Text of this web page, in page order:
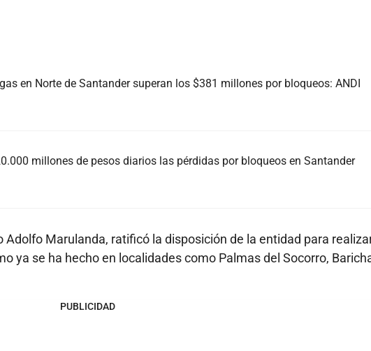
en Norte de Santander superan los $381 millones por bloqueos: ANDI
millones de pesos diarios las pérdidas por bloqueos en Santander
Adolfo Marulanda, ratificó la disposición de la entidad para
ya se ha hecho en localidades como Palmas del Socorro,
PUBLICIDAD